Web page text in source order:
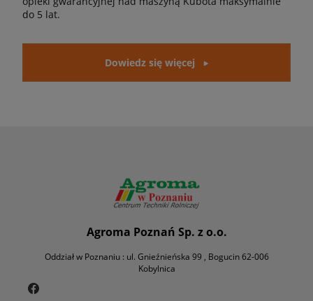
do 5 lat.
Dowiedz się więcej
Agroma Poznań Sp. z o.o.
Oddział w Poznaniu : ul. Gnieźnieńska 99 , Bogucin 62-006
Kobylnica